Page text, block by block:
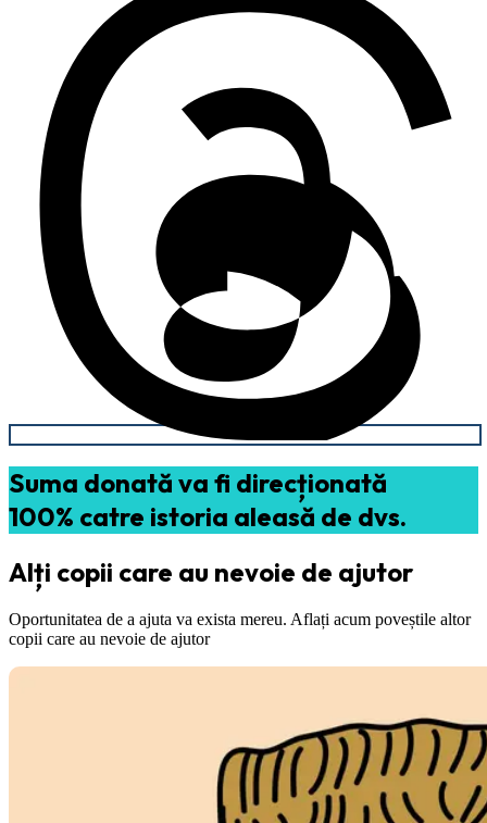
Suma donată va fi direcționată
100% catre istoria aleasă de dvs.
Alți copii care au nevoie de ajutor
Oportunitatea de a ajuta va exista mereu. Aflați acum poveștile altor
copii care au nevoie de ajutor